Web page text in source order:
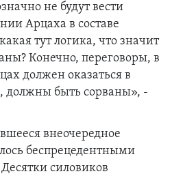
не будут вести
Арцаха в составе
тут логика, что значит
Конечно, переговоры, в
должен оказаться в
должны быть сорваны», -
внеочередное
беспрецедентными
Десятки силовиков